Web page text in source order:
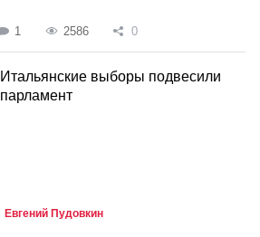
1 2586 0
Итальянские выборы подвесили
парламент
Евгений Пудовкин